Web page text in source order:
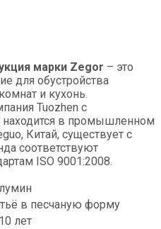
марки Zegor – это
для обустройства
и кухонь.
Tuozhen с
в промышленном
Китай, существует с
соответствуют
ISO 9001:2008.
в песчаную форму
лет